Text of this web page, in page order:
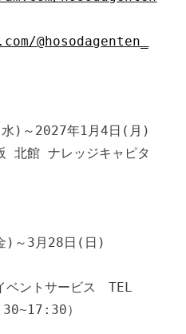
@hosodagenten_
)～2027年1月4日(月)
北館 ナレッジキャピタ
)～3月28日(日)
ベントサービス　TEL
）